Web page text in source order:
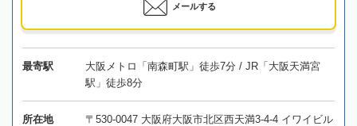
メールする
最寄駅
大阪メトロ「南森町駅」徒歩7分 / JR「大阪天満宮
駅」徒歩8分
所在地
〒530-0047 大阪府大阪市北区西天満3-4-4 イワイビル